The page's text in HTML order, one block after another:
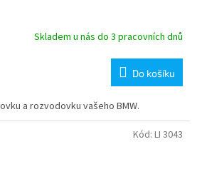
Skladem u nás do 3 pracovních dnů
Do košíku
a rozvodovku vašeho BMW.
Kód: LI 3043